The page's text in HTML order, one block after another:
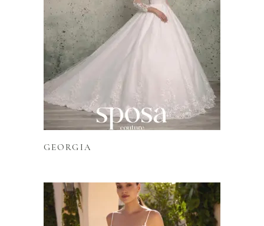
Lire la suite
GEORGIA